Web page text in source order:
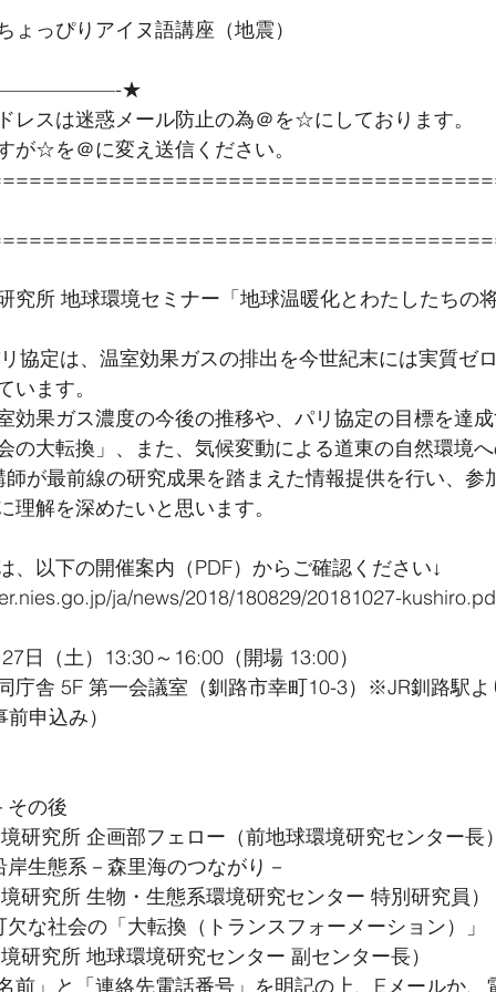
っぴりアイヌ語講座（地震）
★
レスは迷惑メール防止の為＠を☆にしております。
が☆を＠に変え送信ください。
究所 地球環境セミナー「地球温暖化とわたしたちの
協定は、温室効果ガスの排出を今世紀末には実質ゼ
います。
効果ガス濃度の今後の推移や、パリ協定の目標を達
の大転換」、また、気候変動による道東の自然環境
が最前線の研究成果を踏まえた情報提供を行い、参
理解を深めたいと思います。
以下の開催案内（PDF）からご確認ください↓
ja/news/2018/180829/20181027-
日（土）13:30～16:00（開場 13:00）
庁舎 5F 第一会議室（釧路市幸町10-3）※JR釧路駅よ
申込み）
その後
究所 企画部フェロー（前地球環境研究センター長
生態系－森里海のつながり－
究所 生物・生態系環境研究センター 特別研究員）
な社会の「大転換（トランスフォーメーション）」
究所 地球環境研究センター 副センター長）
前」と「連絡先電話番号」を明記の上、Eメールか、